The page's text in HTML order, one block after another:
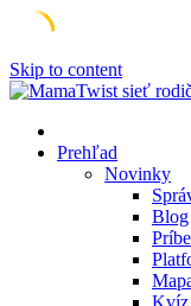
Skip to content
Prehľad
Novinky
Blog
Kvíz